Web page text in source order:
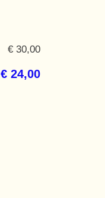
€ 30,00
€ 24,00